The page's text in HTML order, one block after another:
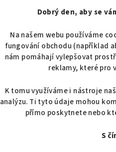
Dobrý den, aby se
Na našem webu používáme
fungování obchodu (například
nám pomáhají vylepšovat
reklamy, které pro
K tomu využíváme i nástroje
analýzu. Ti tyto údaje mohou
přímo poskytnete nebo
S